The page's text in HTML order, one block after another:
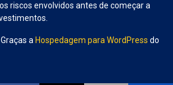
riscos envolvidos antes de começar a
a Hospedagem para WordPress do